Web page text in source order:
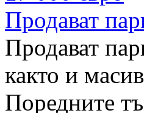
Продават
Продават
както и
Поредните